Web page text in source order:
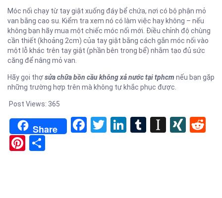
Móc nối chạy từ tay giật xuống đáy bể chứa, nơi có bộ phận mỏ
van bằng cao su. Kiểm tra xem nó có làm việc hay không – nếu
không bạn hãy mua một chiếc móc nối mới. Điều chỉnh độ chùng
cần thiết (khoảng 2cm) của tay giật bằng cách gắn móc nối vào
một lỗ khác trên tay giật (phần bên trong bể) nhằm tạo đủ sức
căng để nâng mỏ van.
Hãy gọi thợsửa chữa bồn cầu không xả nước tại tphcm nếu bạn gặp
những trường hợp trên mà không tự khắc phục được.
Post Views: 365
Share Facebook
TwitterLinkedIn
Tumblr
Pinterest